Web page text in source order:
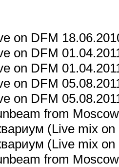
on DFM
on DFM
on DFM
on DFM
on DFM
from
(Live mix
(Live mix
from